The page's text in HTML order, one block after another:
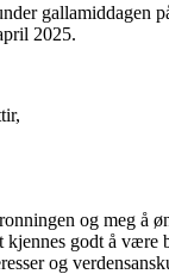
gallamiddagen
2025.
og meg å
godt å være
og